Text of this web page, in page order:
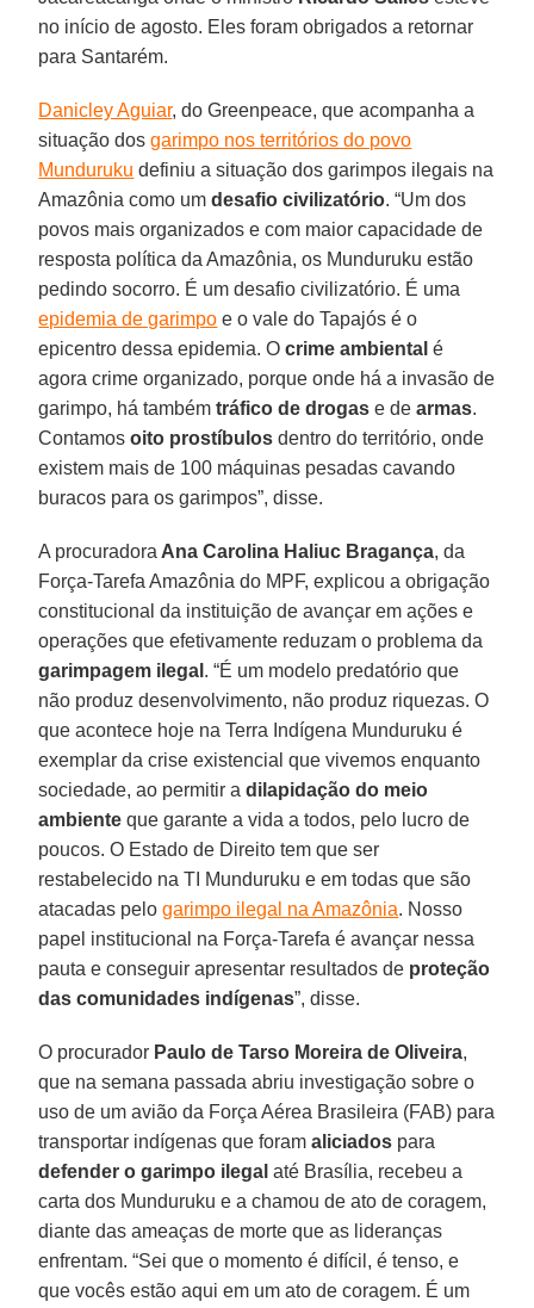
no início de agosto. Eles foram obrigados a retornar
para Santarém.
Danicley Aguiar, do Greenpeace, que acompanha a
situação dosgarimpo nos territórios do povo
Munduruku definiu a situação dos garimpos ilegais na
Amazônia como umdesafio civilizatório. “Um dos
povos mais organizados e com maior capacidade de
resposta política da Amazônia, os Munduruku estão
pedindo socorro. É um desafio civilizatório. É uma
epidemia de garimpo e o vale do Tapajós é o
epicentro dessa epidemia. O crime ambiental é
agora crime organizado, porque onde há a invasão de
garimpo, há tambémtráfico de drogas e dearmas.
Contamosoito prostíbulos dentro do território, onde
existem mais de 100 máquinas pesadas cavando
buracos para os garimpos”, disse.
A procuradora Ana Carolina Haliuc Bragança, da
Força-Tarefa Amazônia do MPF, explicou a obrigação
constitucional da instituição de avançar em ações e
operações que efetivamente reduzam o problema da
garimpagem ilegal . “É um modelo predatório que
não produz desenvolvimento, não produz riquezas. O
que acontece hoje na Terra Indígena Munduruku é
exemplar da crise existencial que vivemos enquanto
sociedade, ao permitir a dilapidação do meio
ambiente que garante a vida a todos, pelo lucro de
poucos. O Estado de Direito tem que ser
restabelecido na TI Munduruku e em todas que são
atacadas pelogarimpo ilegal na Amazônia. Nosso
papel institucional na Força-Tarefa é avançar nessa
pauta e conseguir apresentar resultados de proteção
das comunidades indígenas”, disse.
O procurador Paulo de Tarso Moreira de Oliveira,
que na semana passada abriu investigação sobre o
uso de um avião da Força Aérea Brasileira (FAB) para
transportar indígenas que foramaliciados para
defender o garimpo ilegal até Brasília, recebeu a
carta dos Munduruku e a chamou de ato de coragem,
diante das ameaças de morte que as lideranças
enfrentam. “Sei que o momento é difícil, é tenso, e
que vocês estão aqui em um ato de coragem. É um